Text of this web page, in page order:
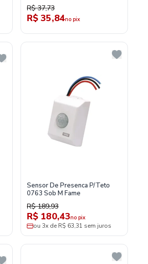
R$ 37,73
R$ 35,84no pix
Sensor De Presenca P/Teto
0763 Sob M Fame
R$ 189,93
R$ 180,43no pix
ou 3x de R$ 63,31 sem juros